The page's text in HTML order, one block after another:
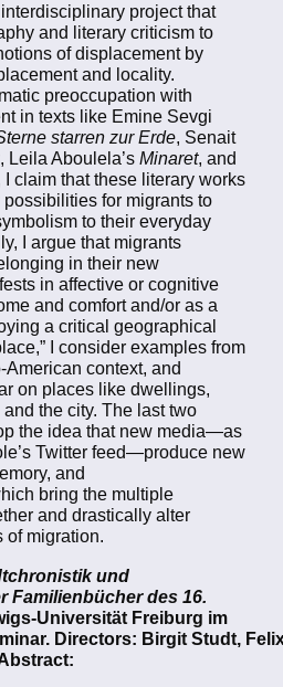
project that
and literary criticism to
of displacement by
and locality.
preoccupation with
in texts like Emine Sevgi
starren zur Erde, Senait
, Leila Aboulela’s Minaret, and
I claim that these literary works
for migrants to
to their everyday
I argue that migrants
in their new
in affective or cognitive
and comfort and/or as a
a critical geographical
I consider examples from
context, and
on places like dwellings,
the city. The last two
the idea that new media—as
Twitter feed—produce new
and
bring the multiple
and drastically alter
of migration.
und
Familienbücher des 16.
Universität Freiburg im
Directors: Birgit Studt,